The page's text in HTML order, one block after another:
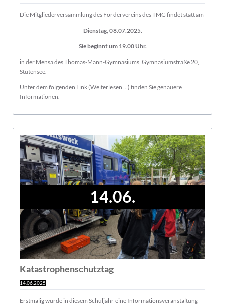
Die Mitgliederversammlung des Fördervereins des TMG findet statt am
Dienstag, 08.07.2025.
Sie beginnt um 19.00 Uhr.
in der Mensa des Thomas-Mann-Gymnasiums, Gymnasiumstraße 20,
Stutensee.
Unter dem folgenden Link (Weiterlesen ...) finden Sie genauere
Informationen.
14.06.
Katastrophenschutztag
14.06.2025
Erstmalig wurde in diesem Schuljahr eine Informationsveranstaltung